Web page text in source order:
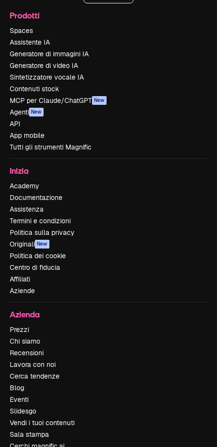
Prodotti
Spaces
Assistente IA
Generatore di immagini IA
Generatore di video IA
Sintetizzatore vocale IA
Contenuti stock
MCP per Claude/ChatGPT New
Agenti New
API
App mobile
Tutti gli strumenti Magnific
Inizia
Academy
Documentazione
Assistenza
Termini e condizioni
Politica sulla privacy
Originali New
Politica dei cookie
Centro di fiducia
Affiliati
Aziende
Azienda
Prezzi
Chi siamo
Recensioni
Lavora con noi
Cerca tendenze
Blog
Eventi
Slidesgo
Vendi i tuoi contenuti
Sala stampa